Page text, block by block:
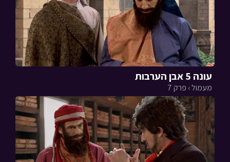
עונה 5 אבן הערבות
מעמול › פרק 7